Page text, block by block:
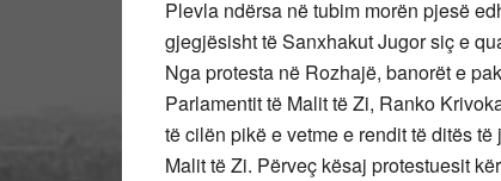
Plevla ndërsa në tubim morën pjesë
gjegjësisht të Sanxhakut Jugor siç e
Nga protesta në Rozhajë, banorët e
Parlamentit të Malit të Zi, Ranko
të cilën pikë e vetme e rendit të ditës
Malit të Zi. Përveç kësaj protestuesit